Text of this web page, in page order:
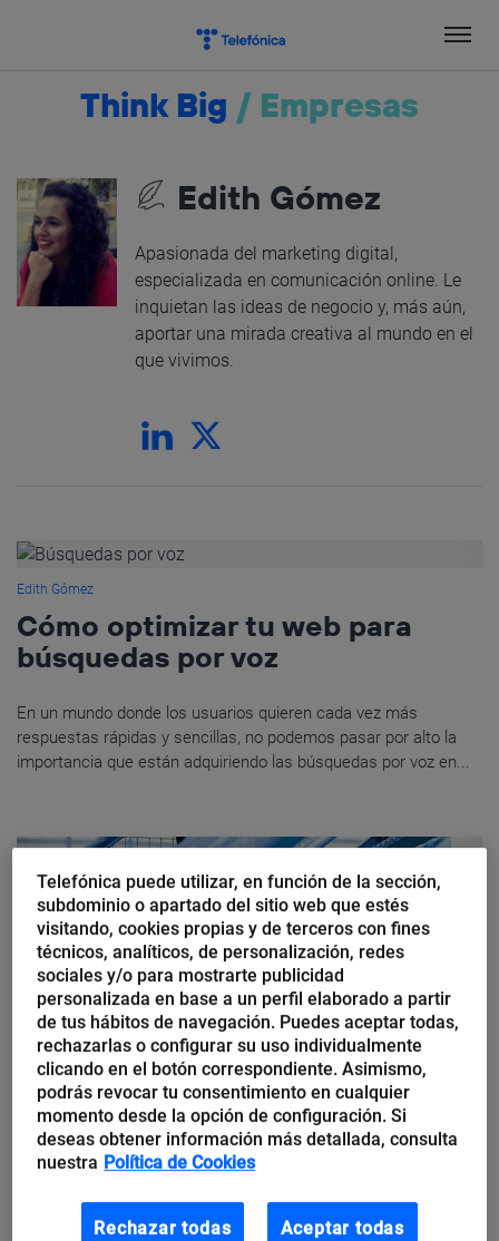
Think Big / Empresas
Edith Gómez
Apasionada del marketing digital,
especializada en comunicación online. Le
inquietan las ideas de negocio y, más aún,
aportar una mirada creativa al mundo en el
que vivimos.
Edith Gómez
Cómo optimizar tu web para
búsquedas por voz
En un mundo donde los usuarios quieren cada vez más
respuestas rápidas y sencillas, no podemos pasar por alto la
importancia que están adquiriendo las búsquedas por voz en...
Edith Gómez
Autoridad de dominio: qué es y
cómo mejorarla para subir
posiciones en Google
Telefónica puede utilizar, en función de la sección,
subdominio o apartado del sitio web que estés
visitando, cookies propias y de terceros con fines
técnicos, analíticos, de personalización, redes
sociales y/o para mostrarte publicidad
personalizada en base a un perfil elaborado a partir
de tus hábitos de navegación. Puedes aceptar todas,
rechazarlas o configurar su uso individualmente
clicando en el botón correspondiente. Asimismo,
podrás revocar tu consentimiento en cualquier
momento desde la opción de configuración. Si
deseas obtener información más detallada, consulta
nuestra Política de Cookies
Rechazar todas Aceptar todas